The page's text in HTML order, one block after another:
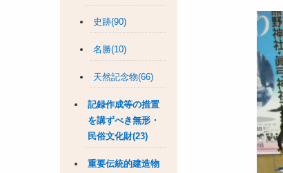
史跡(90)
名勝(10)
天然記念物(66)
記録作成等の措置
を講ずべき無形・
民俗文化財(23)
重要伝統的建造物